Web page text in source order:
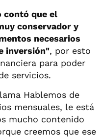
contó que el
conservador y
necesarios
inversión", por esto
para poder
servicios.
Hablemos de
mensuales, le está
mucho contenido
creemos que ese